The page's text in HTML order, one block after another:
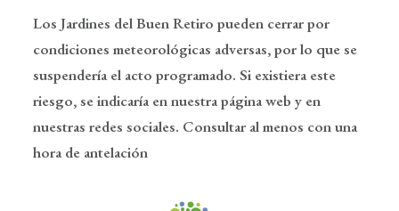
Los Jardines del Buen Retiro pueden cerrar por
condiciones meteorológicas adversas, por lo que se
suspendería el acto programado. Si existiera este
riesgo, se indicaría en nuestra página web y en
nuestras redes sociales. Consultar al menos con una
hora de antelación